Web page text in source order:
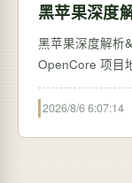
黑苹果深度
黑苹果深度解析
2026/8/6 6:07:14